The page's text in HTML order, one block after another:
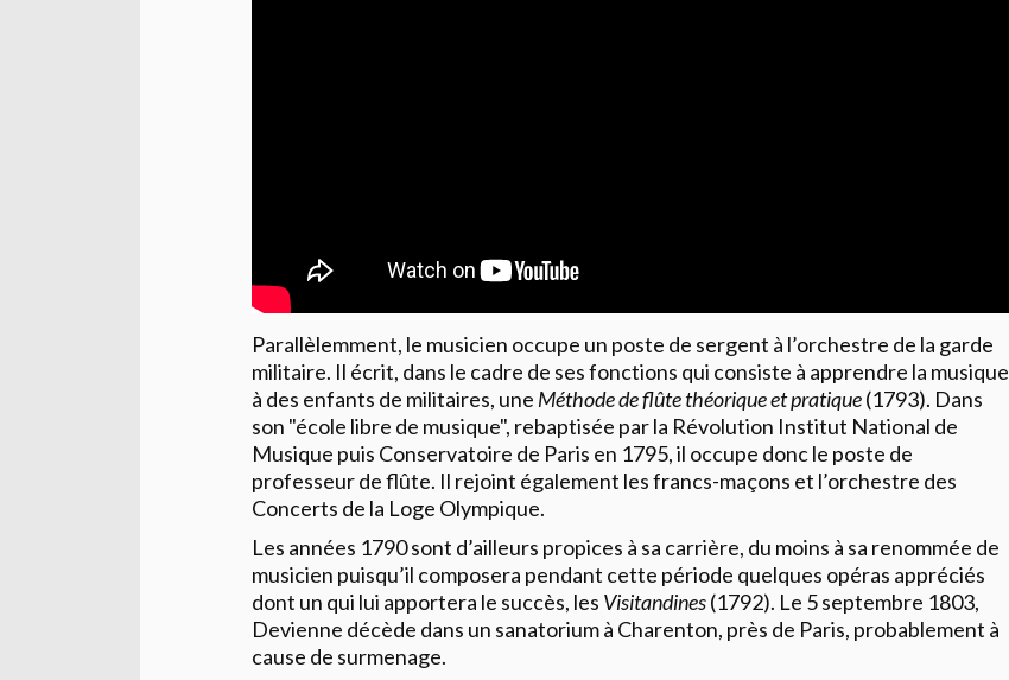
Parallèlemment, le musicien occupe un poste de sergent à l’orchestre de la garde
militaire. Il écrit, dans le cadre de ses fonctions qui consiste à apprendre la musique
à des enfants de militaires, une Méthode de flûte théorique et pratique(1793). Dans
son "école libre de musique", rebaptisée par la Révolution Institut National de
Musique puis Conservatoire de Paris en 1795, il occupe donc le poste de
professeur de flûte. Il rejoint également les francs-maçons et l’orchestre des
Concerts de la Loge Olympique.
Les années 1790 sont d’ailleurs propices à sa carrière, du moins à sa renommée de
musicien puisqu’il composera pendant cette période quelques opéras appréciés
dont un qui lui apportera le succès, les Visitandines(1792). Le 5 septembre 1803,
Devienne décède dans un sanatorium à Charenton, près de Paris, probablement à
cause de surmenage.